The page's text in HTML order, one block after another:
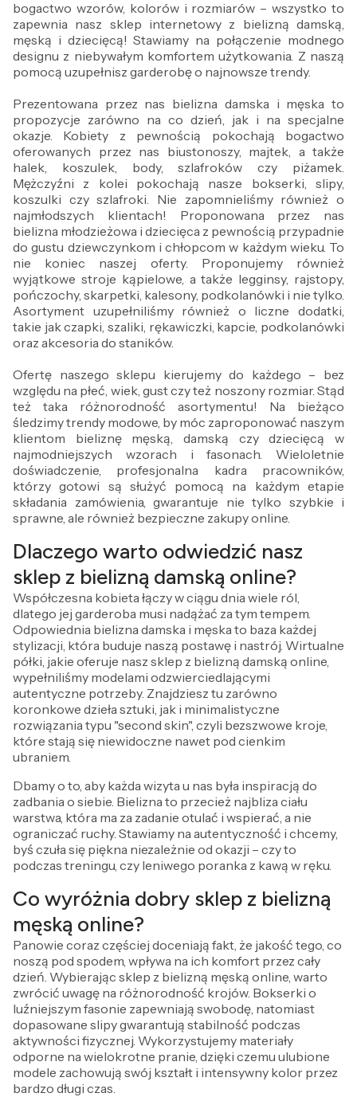
bogactwo wzorów, kolorów i rozmiarów – wszystko to
zapewnia nasz sklep internetowy z bielizną damską,
męską i dziecięcą! Stawiamy na połączenie modnego
designu z niebywałym komfortem użytkowania. Z naszą
pomocą uzupełnisz garderobę o najnowsze trendy.
Prezentowana przez nas bielizna damska i męska to
propozycje zarówno na co dzień, jak i na specjalne
okazje. Kobiety z pewnością pokochają bogactwo
oferowanych przez nas biustonoszy, majtek, a także
halek, koszulek, body, szlafroków czy piżamek.
Mężczyźni z kolei pokochają nasze bokserki, slipy,
koszulki czy szlafroki. Nie zapomnieliśmy również o
najmłodszych klientach! Proponowana przez nas
bielizna młodzieżowa i dziecięca z pewnością przypadnie
do gustu dziewczynkom i chłopcom w każdym wieku. To
nie koniec naszej oferty. Proponujemy również
wyjątkowe stroje kąpielowe, a także legginsy, rajstopy,
pończochy, skarpetki, kalesony, podkolanówki i nie tylko.
Asortyment uzupełniliśmy również o liczne dodatki,
takie jak czapki, szaliki, rękawiczki, kapcie, podkolanówki
oraz akcesoria do staników.
Ofertę naszego sklepu kierujemy do każdego – bez
względu na płeć, wiek, gust czy też noszony rozmiar. Stąd
też taka różnorodność asortymentu! Na bieżąco
śledzimy trendy modowe, by móc zaproponować naszym
klientom bieliznę męską, damską czy dziecięcą w
najmodniejszych wzorach i fasonach. Wieloletnie
doświadczenie, profesjonalna kadra pracowników,
którzy gotowi są służyć pomocą na każdym etapie
składania zamówienia, gwarantuje nie tylko szybkie i
sprawne, ale również bezpieczne zakupy online.
Dlaczego warto odwiedzić nasz
sklep z bielizną damską online?
Współczesna kobieta łączy w ciągu dnia wiele ról,
dlatego jej garderoba musi nadążać za tym tempem.
Odpowiednia bielizna damska i męska to baza każdej
stylizacji, która buduje naszą postawę i nastrój. Wirtualne
półki, jakie oferuje nasz sklep z bielizną damską online,
wypełniliśmy modelami odzwierciedlającymi
autentyczne potrzeby. Znajdziesz tu zarówno
koronkowe dzieła sztuki, jak i minimalistyczne
rozwiązania typu "second skin", czyli bezszwowe kroje,
które stają się niewidoczne nawet pod cienkim
ubraniem.
Dbamy o to, aby każda wizyta u nas była inspiracją do
zadbania o siebie. Bielizna to przecież najbliza ciału
warstwa, która ma za zadanie otulać i wspierać, a nie
ograniczać ruchy. Stawiamy na autentyczność i chcemy,
byś czuła się piękna niezależnie od okazji – czy to
podczas treningu, czy leniwego poranka z kawą w ręku.
Co wyróżnia dobry sklep z bielizną
męską online?
Panowie coraz częściej doceniają fakt, że jakość tego, co
noszą pod spodem, wpływa na ich komfort przez cały
dzień. Wybierając sklep z bielizną męską online, warto
zwrócić uwagę na różnorodność krojów. Bokserki o
luźniejszym fasonie zapewniają swobodę, natomiast
dopasowane slipy gwarantują stabilność podczas
aktywności fizycznej. Wykorzystujemy materiały
odporne na wielokrotne pranie, dzięki czemu ulubione
modele zachowują swój kształt i intensywny kolor przez
bardzo długi czas.